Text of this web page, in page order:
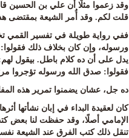
وقد زعموا مثلًا أن علي بن الحسين
قلت لكم. وقد أُمر الشيعة بمقتضى هذه
ففي رواية طويلة في تفسير القمي
ورسوله، وإن كان بخلاف ذلك
يدل على أن ده كلام باطل. بيقول لهم:
فقولوا :صدق الله ورسوله تؤجروا
ده جل، عشان يضمنوا تمرير هذه
كان لعقيدة البداء في إبان نشأتها
الإمامي أصلًا، وقد حفظت لنا بعض
تنقل ذلك كتب الفرق عند الشيعة